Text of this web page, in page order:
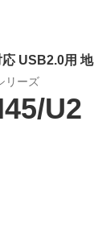
USB2.0用
リーズ
U2